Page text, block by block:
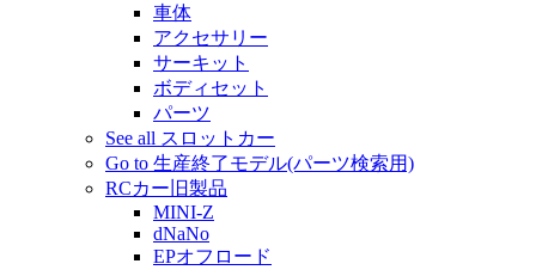
車体
アクセサリー
サーキット
ボディセット
パーツ
See all スロットカー
Go to 生産終了モデル(パーツ検索用)
RCカー旧製品
MINI-Z
dNaNo
EPオフロード